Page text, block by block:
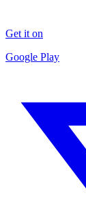
Get it on
Google Play